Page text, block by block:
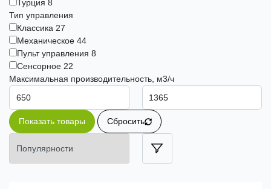
Турция 8
Тип управления
Классика 27
Механическое 44
Пульт управления 8
Сенсорное 22
Максимальная производительность, м3/ч
Показать товары Сбросить